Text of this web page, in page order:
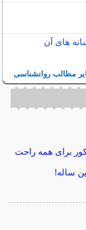
های آن
مطالب روانشناسی
برای همه راحت
ساله!